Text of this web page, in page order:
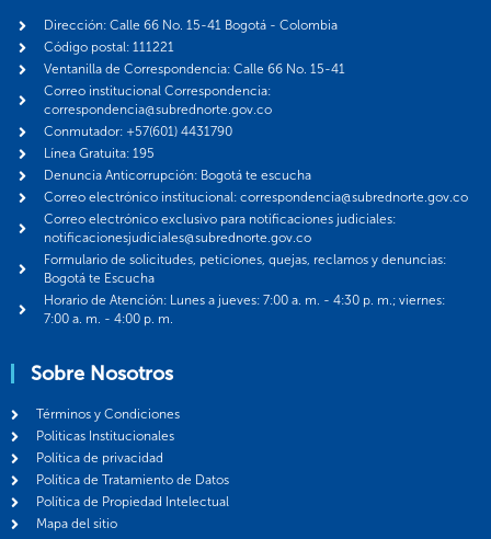
Dirección: Calle 66 No. 15-41 Bogotá - Colombia
Código postal: 111221
Ventanilla de Correspondencia: Calle 66 No. 15-41
Correo institucional Correspondencia:
correspondencia@subrednorte.gov.co
Conmutador: +57(601) 4431790
Línea Gratuita: 195
Denuncia Anticorrupción: Bogotá te escucha
Correo electrónico institucional: correspondencia@subrednorte.gov.co
Correo electrónico exclusivo para notificaciones judiciales:
notificacionesjudiciales@subrednorte.gov.co
Formulario de solicitudes, peticiones, quejas, reclamos y denuncias:
Bogotá te Escucha
Horario de Atención: Lunes a jueves: 7:00 a. m. - 4:30 p. m.; viernes:
7:00 a. m. - 4:00 p. m.
Sobre Nosotros
Términos y Condiciones
Politicas Institucionales
Política de privacidad
Política de Tratamiento de Datos
Política de Propiedad Intelectual
Mapa del sitio